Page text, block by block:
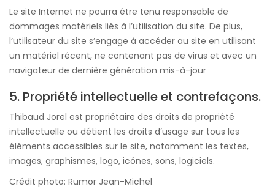
Le site Internet ne pourra être tenu responsable de
dommages matériels liés à l’utilisation du site. De plus,
l’utilisateur du site s’engage à accéder au site en utilisant
un matériel récent, ne contenant pas de virus et avec un
navigateur de dernière génération mis-à-jour
5. Propriété intellectuelle et contrefaçons.
Thibaud Jorel est propriétaire des droits de propriété
intellectuelle ou détient les droits d’usage sur tous les
éléments accessibles sur le site, notamment les textes,
images, graphismes, logo, icônes, sons, logiciels.
Crédit photo: Rumor Jean-Michel